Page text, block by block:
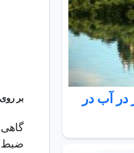
در آب در
بر
گاهی
ضبط